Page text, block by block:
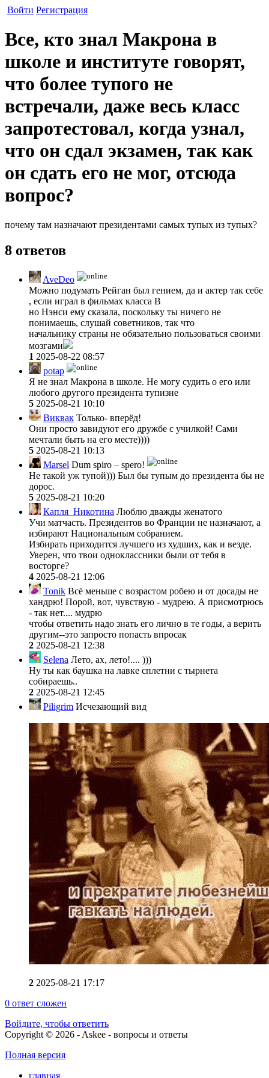
Войти Регистрация
Все, кто знал Макрона в
школе и институте говорят,
что более тупого не
встречали, даже весь класс
запротестовал, когда узнал,
что он сдал экзамен, так как
он сдать его не мог, отсюда
вопрос?
почему там назначают президентами самых тупых из тупых?
8 ответов
AveDeo
Можно подумать Рейган был гением, да и актер так себе
, если играл в фильмах класса В
но Нэнси ему сказала, поскольку ты ничего не
понимаешь, слушай советников, так что
начальнику страны не обязательно пользоваться своими
мозгами
1 2025-08-22 08:57
potap
Я не знал Макрона в школе. Не могу судить о его или
любого другого президента тупизне
5 2025-08-21 10:10
Виквак Только- вперёд!
Они просто завидуют его дружбе с училкой! Сами
мечтали быть на его месте))))
5 2025-08-21 10:13
Marsel Dum spiro – spero!
Не такой уж тупой))) Был бы тупым до президента бы не
дорос.
5 2025-08-21 10:20
Капля_Никотина Люблю дважды женатого
Учи матчасть. Президентов во Франции не назначают, а
избирают Национальным собранием.
Избирать приходится лучшего из худших, как и везде.
Уверен, что твои одноклассники были от тебя в
восторге?
4 2025-08-21 12:06
Tonik Всё меньше с возрастом робею и от досады не
хандрю! Порой, вот, чувствую - мудрею. А присмотрюсь
- так нет.... мудрю
чтобы ответить надо знать его лично в те годы, а верить
другим--это запросто попасть впросак
2 2025-08-21 12:38
Selena Лето, ах, лето!.... )))
Ну ты как баушка на лавке сплетни с тырнета
собираешь..
2 2025-08-21 12:45
Piligrim Исчезающий вид
2 2025-08-21 17:17
0 ответ сложен
Войдите, чтобы ответить
Copyright © 2026 - Askee - вопросы и ответы
Полная версия
главная